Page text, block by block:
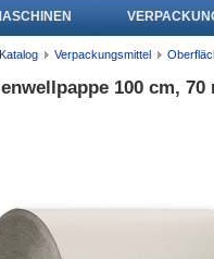
Katalog Verpackungsmittel
100 cm, 70